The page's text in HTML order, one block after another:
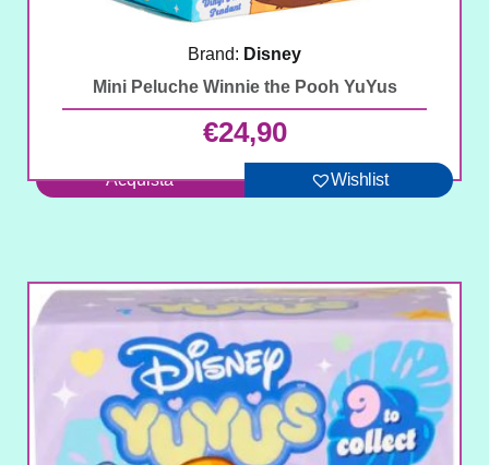
Brand: Disney
Mini Peluche Winnie the Pooh YuYus
€24,90
Acquista Wishlist